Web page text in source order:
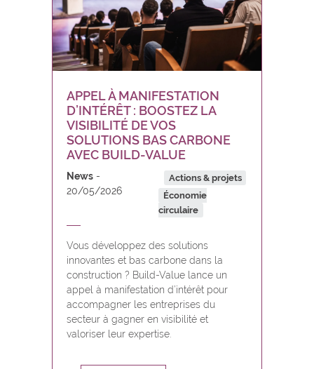
APPEL À MANIFESTATION
D’INTÉRÊT : BOOSTEZ LA
VISIBILITÉ DE VOS
SOLUTIONS BAS CARBONE
AVEC BUILD-VALUE
News
20/05/2026
Actions & projets
Économie
circulaire
Vous développez des solutions
innovantes et bas carbone dans la
construction ? Build-Value lance un
appel à manifestation d’intérêt pour
accompagner les entreprises du
secteur à gagner en visibilité et
valoriser leur expertise.